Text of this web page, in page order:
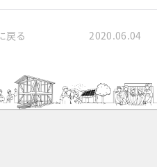
戻る 2020.06.04